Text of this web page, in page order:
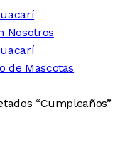
Nosotros
de Mascotas
“Cumpleaños”